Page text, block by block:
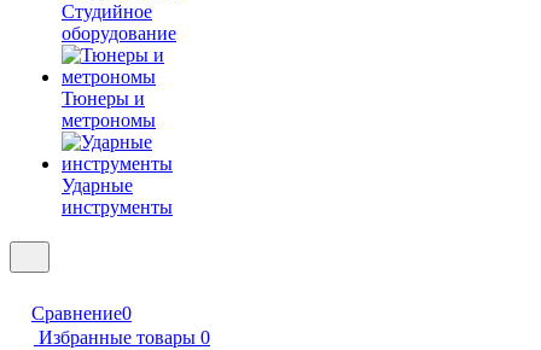
Студийное
оборудование
Тюнеры и
метрономы
Ударные
инструменты
Сравнение0
Избранные товары 0